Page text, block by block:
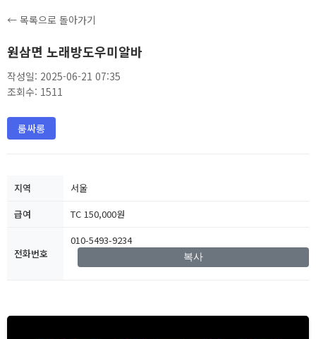
← 목록으로 돌아가기
원삼면 노래방도우미알바
작성일: 2025-06-21 07:35
조회수: 1511
룸싸롱
지역
서울
급여
TC 150,000원
전화번호
010-5493-9234
복사